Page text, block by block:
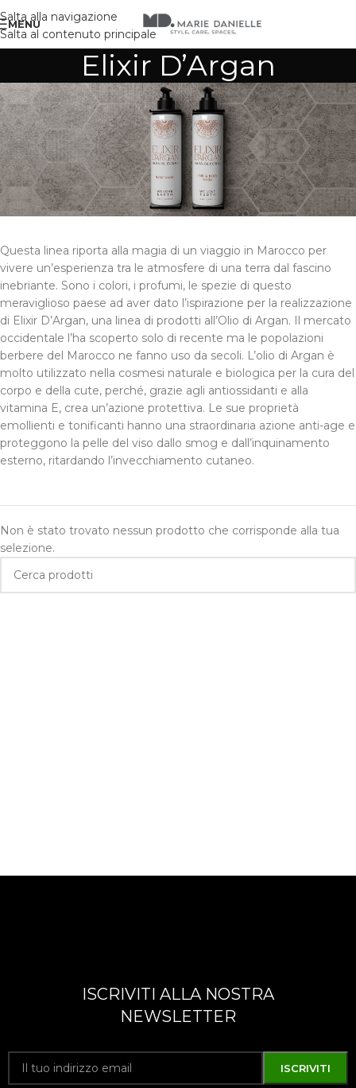
Salta alla navigazione
Salta al contenuto principale
MENU
Elixir D’Argan
Questa linea riporta alla magia di un viaggio in Marocco per
vivere un’esperienza tra le atmosfere di una terra dal fascino
inebriante. Sono i colori, i profumi, le spezie di questo
meraviglioso paese ad aver dato l’ispirazione per la realizzazione
di Elixir D’Argan, una linea di prodotti all’Olio di Argan. Il mercato
occidentale l’ha scoperto solo di recente ma le popolazioni
berbere del Marocco ne fanno uso da secoli. L’olio di Argan è
molto utilizzato nella cosmesi naturale e biologica per la cura del
corpo e della cute, perché, grazie agli antiossidanti e alla
vitamina E, crea un’azione protettiva. Le sue proprietà
emollienti e tonificanti hanno una straordinaria azione anti-age e
proteggono la pelle del viso dallo smog e dall’inquinamento
esterno, ritardando l’invecchiamento cutaneo.
Non è stato trovato nessun prodotto che corrisponde alla tua
selezione.
ISCRIVITI ALLA NOSTRA
NEWSLETTER